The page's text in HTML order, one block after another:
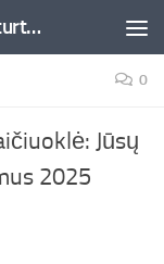
Akcijos, Investavimas, nekilnojamas turtas, kriptovaliutos - Besociai.lt
0
Jūsų
2025